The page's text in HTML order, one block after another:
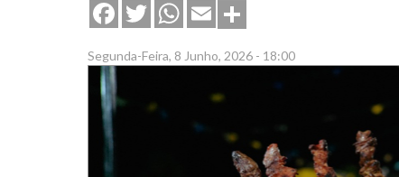
FacebookTwitterWhatsApp
Email
Segunda-Feira, 8 Junho, 2026 - 18:00